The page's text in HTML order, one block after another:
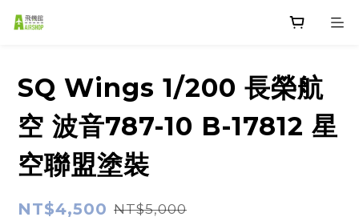
SQ Wings 1/200 長榮航
空 波音787-10 B-17812 星
空聯盟塗裝
NT$4,500 NT$5,000